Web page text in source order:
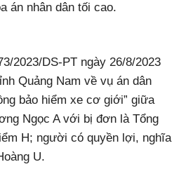
án nhân dân tối cao.
2023/DS-PT ngày 26/8/2023
Quảng Nam về vụ án dân
bảo hiểm xe cơ giới” giữa
Ngọc A với bị đơn là Tổng
H; người có quyền lợi, nghĩa
U.